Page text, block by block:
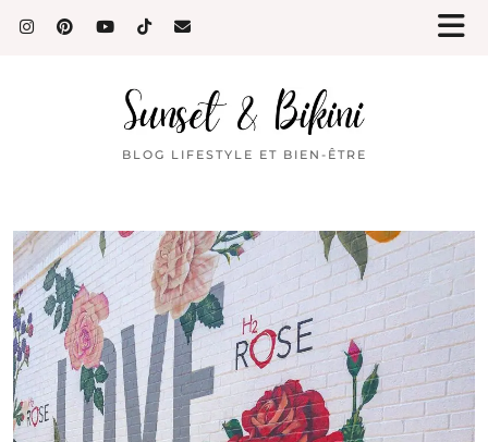
BLOG LIFESTYLE ET BIEN-ÊTRE